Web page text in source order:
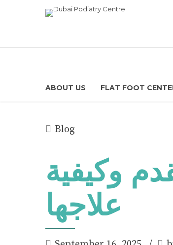
ABOUT US FLAT FOOT
Blog
وكيفية
علاجها